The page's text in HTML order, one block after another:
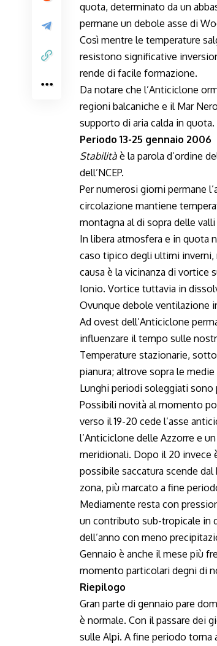
quota, determinato da un
permane un debole asse di
Così mentre le temperature
resistono significative
rende di facile formazione.
Da notare che l’Anticiclone
regioni balcaniche e il Mar
supporto di aria calda in quota.
Periodo 13-25 gennaio 2006
Stabilità è la parola d’ordine
dell’NCEP.
Per numerosi giorni permane
circolazione mantiene
montagna al di sopra delle
In libera atmosfera e in quota
caso tipico degli ultimi inverni,
causa è la vicinanza di vortice
Ionio. Vortice tuttavia in
Ovunque debole ventilazione
Ad ovest dell’Anticiclone
influenzare il tempo sulle
Temperature stazionarie,
pianura; altrove sopra le
Lunghi periodi soleggiati
Possibili novità al momento
verso il 19-20 cede l’asse
l’Anticiclone delle Azzorre e
meridionali. Dopo il 20 invece
possibile saccatura scende
zona, più marcato a fine
Mediamente resta con
un contributo sub-tropicale in
dell’anno con meno
Gennaio è anche il mese più
momento particolari degni di
Riepilogo
Gran parte di gennaio pare
è normale. Con il passare dei
sulle Alpi. A fine periodo torna